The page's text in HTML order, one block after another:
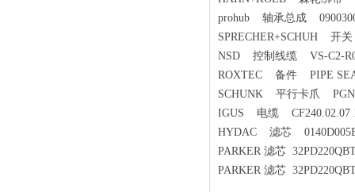
prohub 轴承总成
SPRECHER+SCHUH 开
NSD 控制线缆 VS-C2-
ROXTEC 备件 PIPE SEAL
SCHUNK 平行卡爪
IGUS 电缆 CF240.02.07
HYDAC 滤芯
PARKER 滤芯
PARKER 滤芯